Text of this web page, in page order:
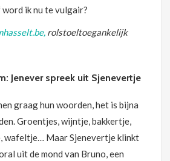
ik nu te vulgair?
rolstoeltoegankelijk
Jenever spreek uit Sjenevertje
graag hun woorden, het is bijna
Groentjes, wijntje, bakkertje,
wafeltje… Maar Sjenevertje klinkt
uit de mond van Bruno, een